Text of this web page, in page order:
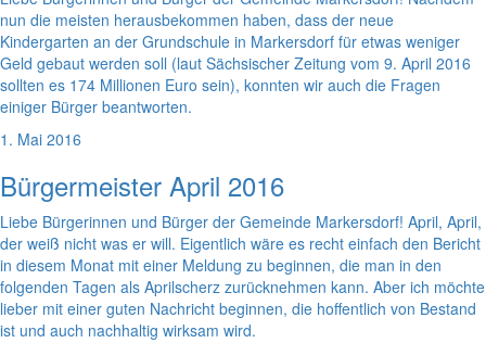
nun die meisten herausbekommen haben, dass der neue
Kindergarten an der Grundschule in Markersdorf für etwas weniger
Geld gebaut werden soll (laut Sächsischer Zeitung vom 9. April 2016
sollten es 174 Millionen Euro sein), konnten wir auch die Fragen
einiger Bürger beantworten.
1. Mai 2016
Bürgermeister April 2016
Liebe Bürgerinnen und Bürger der Gemeinde Markersdorf! April, April,
der weiß nicht was er will. Eigentlich wäre es recht einfach den Bericht
in diesem Monat mit einer Meldung zu beginnen, die man in den
folgenden Tagen als Aprilscherz zurücknehmen kann. Aber ich möchte
lieber mit einer guten Nachricht beginnen, die hoffentlich von Bestand
ist und auch nachhaltig wirksam wird.